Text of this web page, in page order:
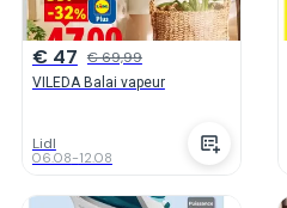
€ 47 € 69,99
VILEDA Balai vapeur
Lidl
06.08-12.08